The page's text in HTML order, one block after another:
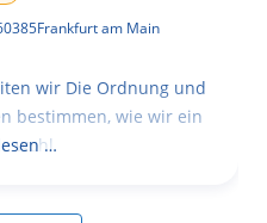
Frankfurt am Main
wir Die Ordnung und
bestimmen, wie wir ein
wohl…